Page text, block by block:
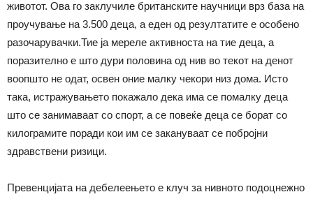
животот. Ова го заклучиле британските научници врз база на
проучување на 3.500 деца, а еден од резултатите е особено
разочарувачки.Тие ја мереле активноста на тие деца, а
поразително е што дури половина од нив во текот на денот
воопшто не одат, освен оние малку чекори низ дома. Исто
така, истражувањето покажало дека има се помалку деца
што се занимаваат со спорт, а се повеќе деца се борат со
килограмите поради кои им се закануваат се побројни
здравствени ризици.
Превенцијата на дебелеењето е клуч за нивното подоцнежно